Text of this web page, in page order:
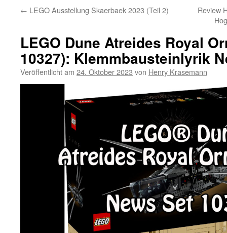
← LEGO Ausstellung Skaerbaek 2023 (Teil 2)
Review
LEGO Dune Atreides Royal
10327): Klemmbausteinlyrik
Veröffentlicht am 24. Oktober 2023 von Henry Krasemann